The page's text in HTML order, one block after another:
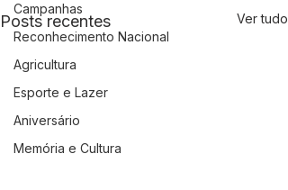
Campanhas
Reconhecimento Nacional
Agricultura
Esporte e Lazer
Aniversário
Memória e Cultura
Posts recentes Ver tudo